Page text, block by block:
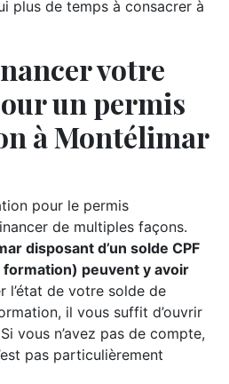
plus de temps à consacrer à
votre
un permis
à Montélimar
pour le permis
de multiples façons.
disposant d’un solde CPF
peuvent y avoir
l’état de votre solde de
il vous suffit d’ouvrir
vous n’avez pas de compte,
pas particulièrement